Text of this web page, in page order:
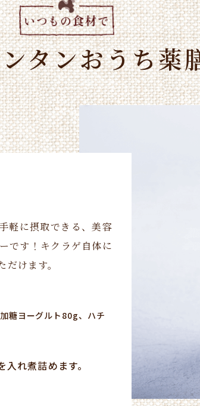
タンおうち薬
軽に摂取できる、美容
です！キクラゲ自体に
けます。
糖ヨーグルト80g、ハチ
れ煮詰めます。